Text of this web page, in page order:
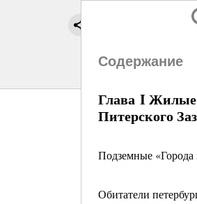
Содержание
Глава I
Питерского
Подземные «Города
Обитатели